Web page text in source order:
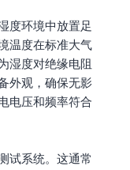
度环境中放置足
温度在标准大气
湿度对绝缘电阻
外观，确保无影
电压和频率符合
试系统。这通常